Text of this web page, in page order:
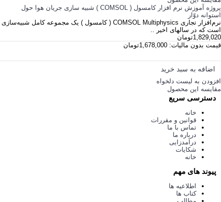
پروژه آموزش نرم افزار کامسول ( COMSOL ) شبیه سازی جریان هوا حول
استوانه دوّار
نرم‌افزار تجاری COMSOL Multiphysics ( کامسول ) یک مجموعه کامل شبیه‌سازی
است که در سال­های اخیر ..
1,829,020تومان
قیمت بدون مالیات: 1,678,000تومان
اضافه به سبد خرید
افزودن به لیست دلخواه
مقایسه این محصول
دسترسی سریع
خانه
قوانین و مقررات
تماس با ما
درباره ما
درآمدزایی
شکایات
خانه
پیوند های مهم
اطلاعیه ها
کتاب ها